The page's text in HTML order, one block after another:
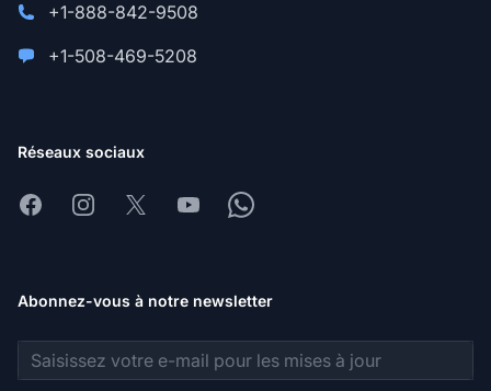
+1-888-842-9508
+1-508-469-5208
Réseaux sociaux
FacebookInstagram
X YoutubeWhatsapp
Abonnez-vous à notre newsletter
Adresse e-mail